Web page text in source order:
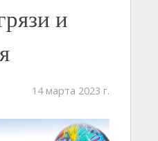
и
14 марта 2023 г.